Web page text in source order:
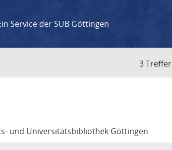
Service der SUB Göttingen
3 Treffer
und Universitätsbibliothek Göttingen